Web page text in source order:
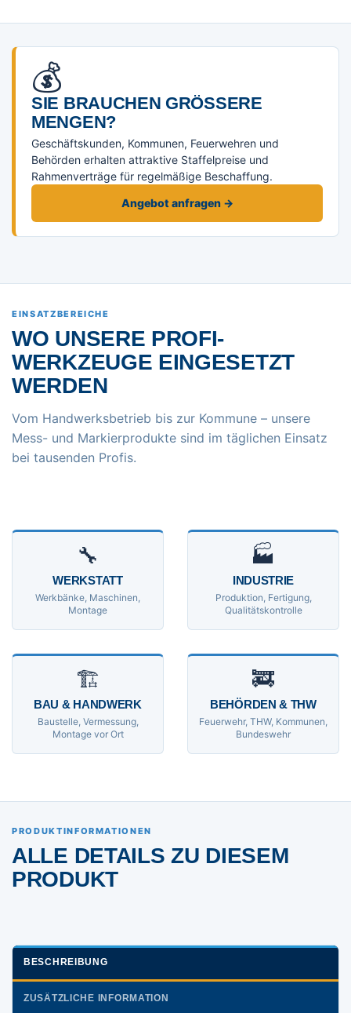
💰
SIE BRAUCHEN GRÖSSERE M
ENGEN?
Geschäftskunden, Kommunen, Feuerwehren und
Behörden erhalten attraktive Staffelpreise und
Rahmenverträge für regelmäßige Beschaffung.
Angebot anfragen →
EINSATZBEREICHE
WO UNSERE PROFI-
WERKZEUGE EINGESETZT
WERDEN
Vom Handwerksbetrieb bis zur Kommune – unsere
Mess- und Markierprodukte sind im täglichen Einsatz
bei tausenden Profis.
🔧
WERKSTATT
Werkbänke, Maschinen,
Montage
🏭
INDUSTRIE
Produktion, Fertigung,
Qualitätskontrolle
🏗
BAU & HANDWERK
Baustelle, Vermessung,
Montage vor Ort
🚒
BEHÖRDEN & THW
Feuerwehr, THW, Kommunen,
Bundeswehr
PRODUKTINFORMATIONEN
ALLE DETAILS ZU DIESEM
PRODUKT
BESCHREIBUNG
ZUSÄTZLICHE INFORMATION